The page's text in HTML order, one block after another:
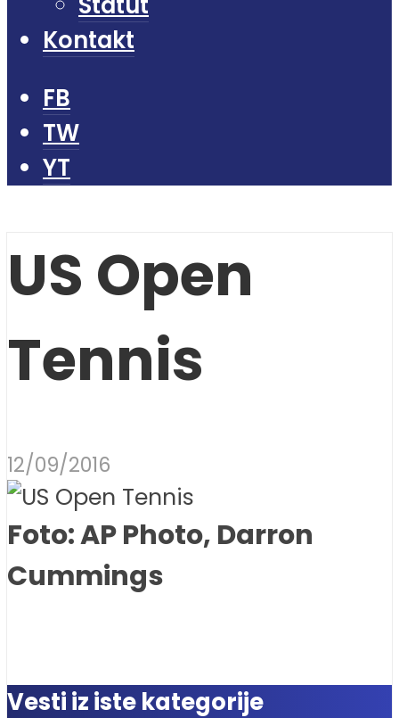
Kontakt
FB
TW
YT
US Open
Tennis
12/09/2016
Foto: AP Photo, Darron
Cummings
Vesti iz iste kategorije